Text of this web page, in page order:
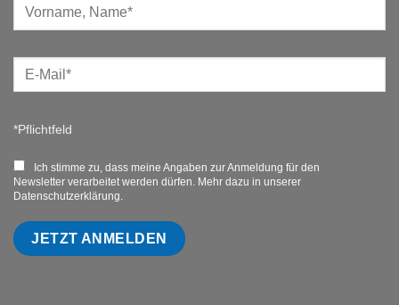
*Pflichtfeld
Ich stimme zu, dass meine Angaben zur Anmeldung für den
Newsletter verarbeitet werden dürfen. Mehr dazu in unserer
Datenschutzerklärung.